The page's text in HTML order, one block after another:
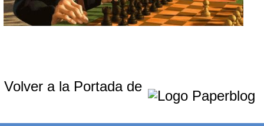
Volver a la Portada de